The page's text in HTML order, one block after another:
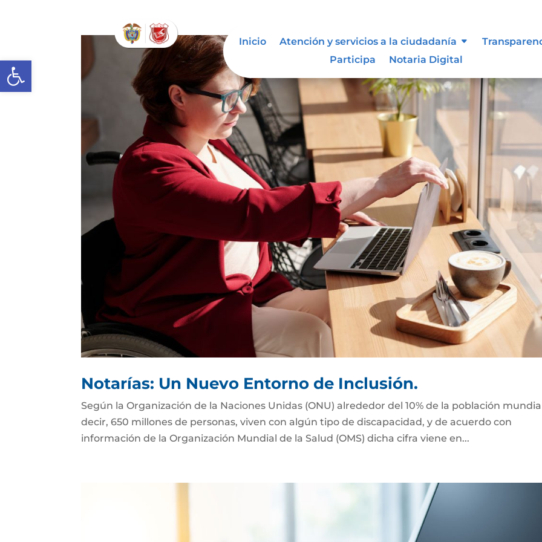
Abrir barra de herramientas
Inicio Atención y servicios a la ciudadanía
Participa
Notaria Digital
Notarías: Un Nuevo Entorno de Inclusión.
Según la Organización de la Naciones Unidas (ONU) alrededor del 10% de la población
decir, 650 millones de personas, viven con algún tipo de discapacidad, y de acuerdo con
información de la Organización Mundial de la Salud (OMS) dicha cifra viene en...